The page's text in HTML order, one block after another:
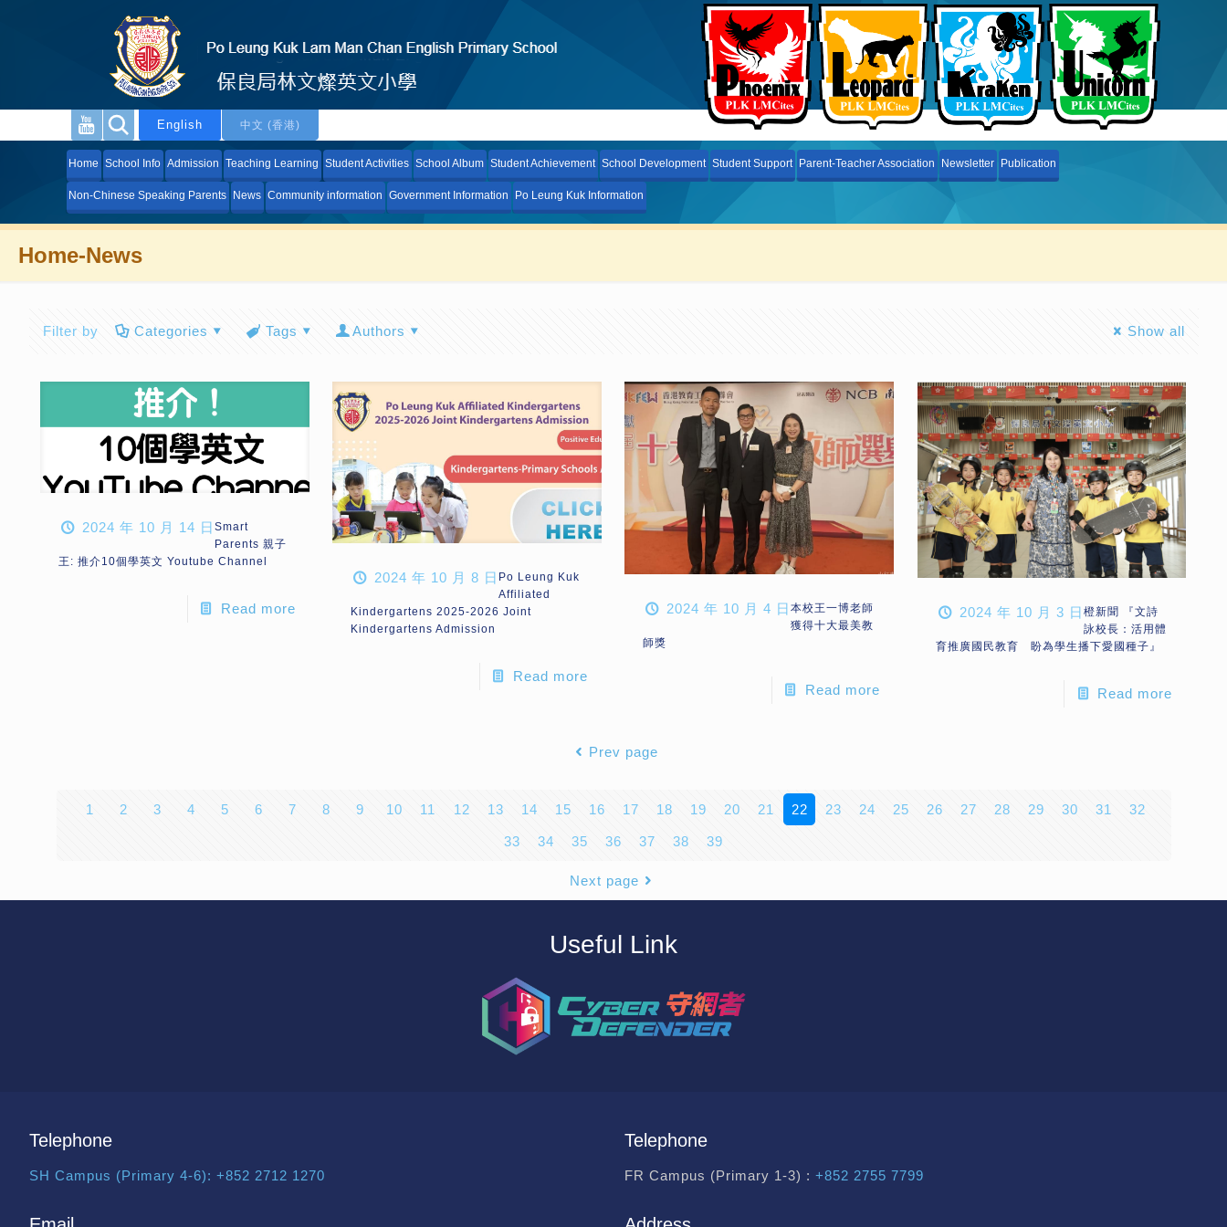
English 中文 (香港)
Home School Info Admission Teaching Learning Student Activities School Album Student Achievement School Development Student Support Parent-Teacher Association Newsletter Publication
Non-Chinese Speaking Parents News Community information Government Information Po Leung Kuk Information
Home-News
Filter by Categories Tags Authors Show all
2024 年 10 月 14 日Smart
Parents 親子
王: 推介10個學英文 Youtube Channel
Read more
2024 年 10 月 8 日 Po Leung Kuk
Affiliated
Kindergartens 2025-2026 Joint
Kindergartens Admission
Read more
2024 年 10 月 4 日本校王一博老師
獲得十大最美教
師獎
Read more
2024 年 10 月 3 日 橙新聞 『文詩
詠校長：活用體
育推廣國民教育 盼為學生播下愛國種子』
Read more
Prev page
1 2 3 4 5 6 7 8 9 10 11 12 13 14 15 16 17 18 19 20 21 22 23 24 25 26 27 28 29 30 31 32
33 34 35 36 37 38 39
Next page
Useful Link
Telephone
SH Campus (Primary 4-6): +852 2712 1270
Telephone
FR Campus (Primary 1-3) : +852 2755 7799